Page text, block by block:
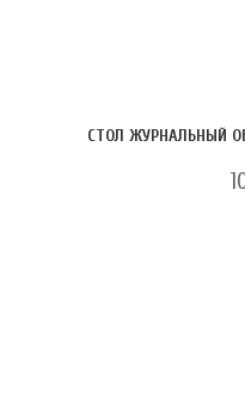
СТОЛ ЖУРНАЛЬНЫЙ